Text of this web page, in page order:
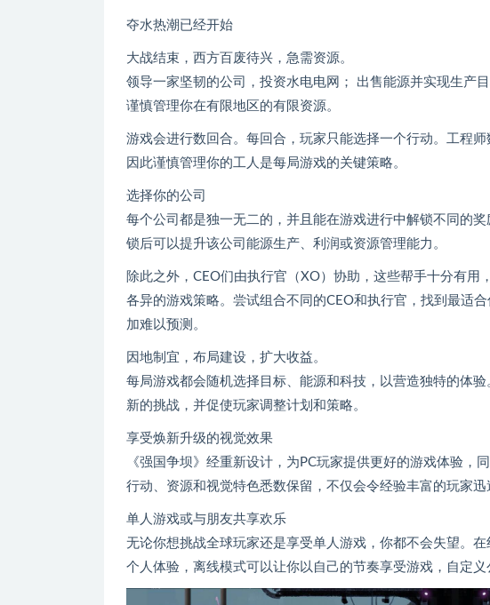
夺水热潮已经开始
大战结束，西方百废待兴，急需资源。
领导一家坚韧的公司，投资水电电网； 出售能源并实现生产目
谨慎管理你在有限地区的有限资源。
游戏会进行数回合。每回合，玩家只能选择一个行动。工程
因此谨慎管理你的工人是每局游戏的关键策略。
选择你的公司
每个公司都是独一无二的，并且能在游戏进行中解锁不同的
锁后可以提升该公司能源生产、利润或资源管理能力。
除此之外，CEO们由执行官（XO）协助，这些帮手十分有
各异的游戏策略。尝试组合不同的CEO和执行官，找到最适
加难以预测。
因地制宜，布局建设，扩大收益。
每局游戏都会随机选择目标、能源和科技，以营造独特的体
新的挑战，并促使玩家调整计划和策略。
享受焕新升级的视觉效果
《强国争坝》经重新设计，为PC玩家提供更好的游戏体验，
行动、资源和视觉特色悉数保留，不仅会令经验丰富的玩家迅
单人游戏或与朋友共享欢乐
无论你想挑战全球玩家还是享受单人游戏，你都不会失望。
个人体验，离线模式可以让你以自己的节奏享受游戏，自定义